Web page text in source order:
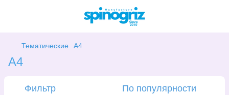
Тематические А4
А4
Фильтр По популярности